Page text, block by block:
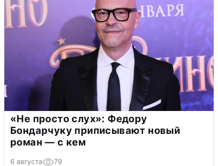
«Не просто слух»: Федору
Бондарчуку приписывают новый
роман — с кем
6 августа 79